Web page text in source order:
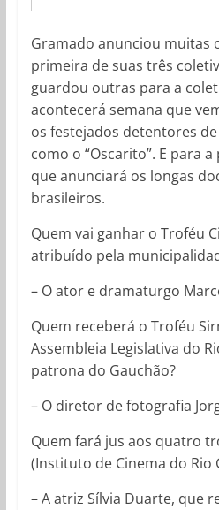
Gramado anunciou muitas
primeira de suas três
guardou outras para a
acontecerá semana que
os festejados detentores
como o “Oscarito”. E para
que anunciará os longas
brasileiros.
Quem vai ganhar o Troféu
atribuído pela
– O ator e dramaturgo
Quem receberá o Troféu
Assembleia Legislativa do
patrona do Gauchão?
– O diretor de fotografia
Quem fará jus aos quatro
(Instituto de Cinema do Rio
–A atriz Sílvia Duarte, que